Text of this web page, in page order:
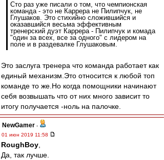
Сто раз уже писали о том, что чемпионская
команда - это не Каррера не Пилипчук, не
Глушаков. Это стихийно сложившийся и
оказавшийся весьма эффективным
тренерский дуэт Каррера - Пилипчук и комада
"один за всех, все за одного" с лидером на
поле и в раздевалке Глушаковым.
Это заслуга тренера что команда работает как
единый механизм.Это относится к любой топ
команде то же.Но когда помощники начинают
себя возвышать что от них много зависит то
итогу получается -ноль на палочке.
NewGamer -
01 июн 2019 11:58
RoughBoy
Да, так лучше.